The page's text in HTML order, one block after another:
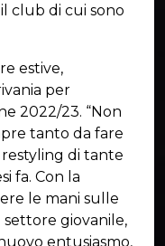
club di cui sono
estive,
per
2022/23. “Non
tanto da fare
di tante
fa. Con la
le mani sulle
giovanile,
entusiasmo,